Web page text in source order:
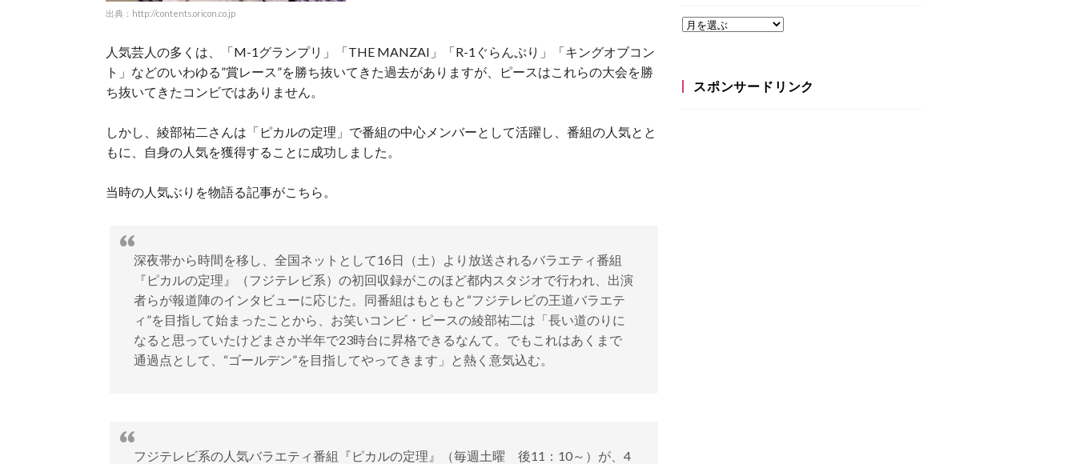
出典：http://contents.oricon.co.jp
人気芸人の多くは、「M-1グランプリ」「THE MANZAI」「R-1ぐらんぷり」「キングオブコン
ト」などのいわゆる”賞レース”を勝ち抜いてきた過去がありますが、ピースはこれらの大会を勝
ち抜いてきたコンビではありません。
しかし、綾部祐二さんは「ピカルの定理」で番組の中心メンバーとして活躍し、番組の人気とと
もに、自身の人気を獲得することに成功しました。
当時の人気ぶりを物語る記事がこちら。
深夜帯から時間を移し、全国ネットとして16日（土）より放送されるバラエティ番組
『ピカルの定理』（フジテレビ系）の初回収録がこのほど都内スタジオで行われ、出演
者らが報道陣のインタビューに応じた。同番組はもともと“フジテレビの王道バラエテ
ィ”を目指して始まったことから、お笑いコンビ・ピースの綾部祐二は「長い道のりに
なると思っていたけどまさか半年で23時台に昇格できるなんて。でもこれはあくまで
通過点として、“ゴールデン”を目指してやってきます」と熱く意気込む。
フジテレビ系の人気バラエティ番組『ピカルの定理』（毎週土曜 後11：10～）が、4
スポンサードリンク